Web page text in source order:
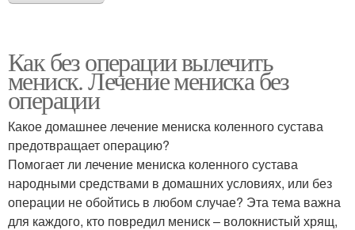
Как без операции вылечить
мениск. Лечение мениска без
операции
Какое домашнее лечение мениска коленного сустава
предотвращает операцию?
Помогает ли лечение мениска коленного сустава
народными средствами в домашних условиях, или без
операции не обойтись в любом случае? Эта тема важна
для каждого, кто повредил мениск – волокнистый хрящ,